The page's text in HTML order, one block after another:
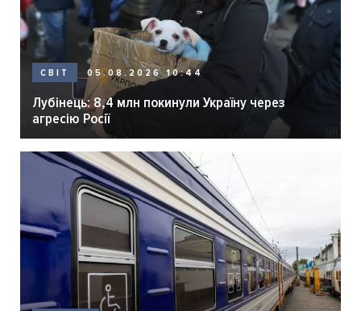
СВІТ 05.08.2026 10:44
Лубінець: 8,4 млн покинули Україну через
агресію Росії